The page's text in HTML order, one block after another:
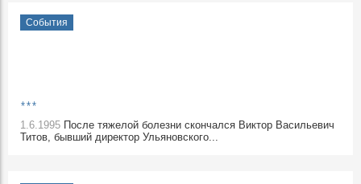
События
***
1.6.1995 После тяжелой болезни скончался Виктор Васильевич
Титов, бывший директор Ульяновского...